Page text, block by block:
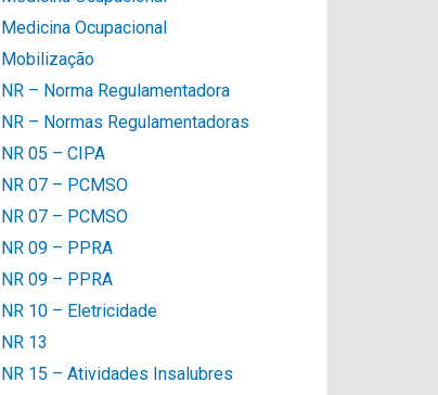
Medicina Ocupacional
Mobilização
NR – Norma Regulamentadora
NR – Normas Regulamentadoras
NR 05 – CIPA
NR 07 – PCMSO
NR 07 – PCMSO
NR 09 – PPRA
NR 09 – PPRA
NR 10 – Eletricidade
NR 13
NR 15 – Atividades Insalubres